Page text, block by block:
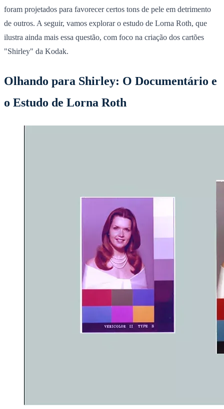
foram projetados para favorecer certos tons de pele em detrimento
de outros. A seguir, vamos explorar o estudo de Lorna Roth, que
ilustra ainda mais essa questão, com foco na criação dos cartões
"Shirley" da Kodak.
Olhando para Shirley: O Documentário e
o Estudo de Lorna Roth